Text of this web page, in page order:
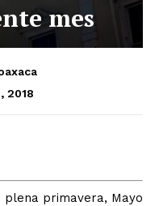
mes
2018
plena primavera, Mayo